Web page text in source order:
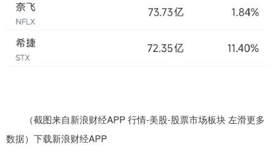
（截图来自新浪财经APP 行情-美股-股票市场板块 左滑更多
数据）下载新浪财经APP